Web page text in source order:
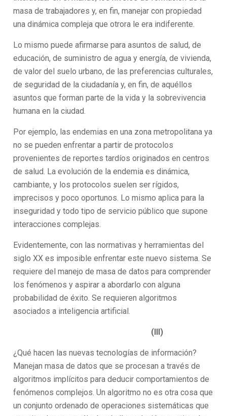
masa de trabajadores y, en fin, manejar con propiedad
una dinámica compleja que otrora le era indiferente.
Lo mismo puede afirmarse para asuntos de salud, de
educación, de suministro de agua y energía, de vivienda,
de valor del suelo urbano, de las preferencias culturales,
de seguridad de la ciudadanía y, en fin, de aquéllos
asuntos que forman parte de la vida y la sobrevivencia
humana en la ciudad.
Por ejemplo, las endemias en una zona metropolitana ya
no se pueden enfrentar a partir de protocolos
provenientes de reportes tardíos originados en centros
de salud. La evolución de la endemia es dinámica,
cambiante, y los protocolos suelen ser rígidos,
imprecisos y poco oportunos. Lo mismo aplica para la
inseguridad y todo tipo de servicio público que supone
interacciones complejas.
Evidentemente, con las normativas y herramientas del
siglo XX es imposible enfrentar este nuevo sistema. Se
requiere del manejo de masa de datos para comprender
los fenómenos y aspirar a abordarlo con alguna
probabilidad de éxito. Se requieren algoritmos
asociados a inteligencia artificial.
(III)
¿Qué hacen las nuevas tecnologías de información?
Manejan masa de datos que se procesan a través de
algoritmos implícitos para deducir comportamientos de
fenómenos complejos. Un algoritmo no es otra cosa que
un conjunto ordenado de operaciones sistemáticas que